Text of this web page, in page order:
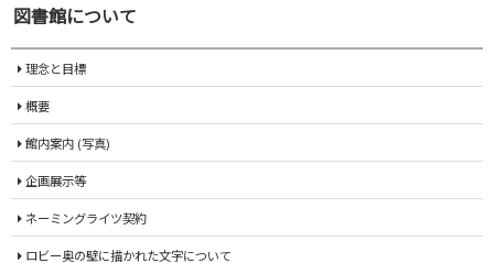
図書館について
理念と目標
概要
館内案内 (写真)
企画展示等
ネーミングライツ契約
ロビー奥の壁に描かれた文字について